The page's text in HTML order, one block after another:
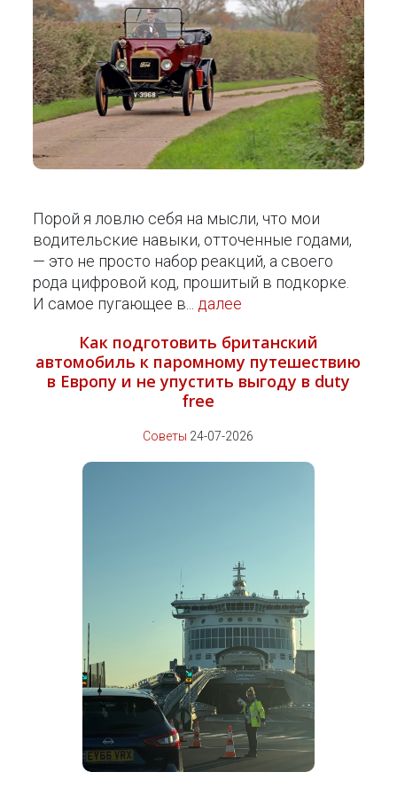
Порой я ловлю себя на мысли, что мои
водительские навыки, отточенные годами,
— это не просто набор реакций, а своего
рода цифровой код, прошитый в подкорке.
И самое пугающее в... далее
Как подготовить британский
автомобиль к паромному путешествию
в Европу и не упустить выгоду в duty
free
Советы 24-07-2026